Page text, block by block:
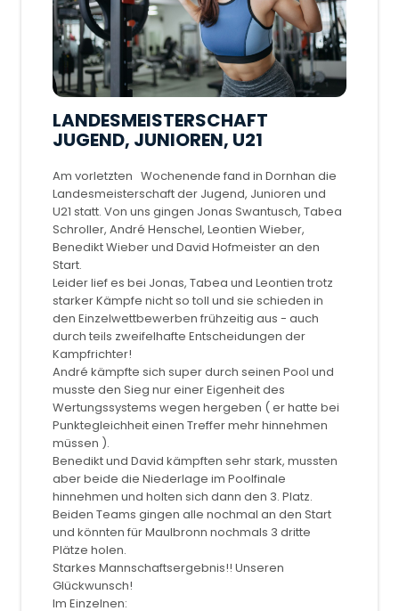
LANDESMEISTERSCHAFT
JUGEND, JUNIOREN, U21
Am vorletzten Wochenende fand in Dornhan die
Landesmeisterschaft der Jugend, Junioren und
U21 statt. Von uns gingen Jonas Swantusch, Tabea
Schroller, André Henschel, Leontien Wieber,
Benedikt Wieber und David Hofmeister an den
Start.
Leider lief es bei Jonas, Tabea und Leontien trotz
starker Kämpfe nicht so toll und sie schieden in
den Einzelwettbewerben frühzeitig aus - auch
durch teils zweifelhafte Entscheidungen der
Kampfrichter!
André kämpfte sich super durch seinen Pool und
musste den Sieg nur einer Eigenheit des
Wertungssystems wegen hergeben ( er hatte bei
Punktegleichheit einen Treffer mehr hinnehmen
müssen ).
Benedikt und David kämpften sehr stark, mussten
aber beide die Niederlage im Poolfinale
hinnehmen und holten sich dann den 3. Platz.
Beiden Teams gingen alle nochmal an den Start
und könnten für Maulbronn nochmals 3 dritte
Plätze holen.
Starkes Mannschaftsergebnis!! Unseren
Glückwunsch!
Im Einzelnen: